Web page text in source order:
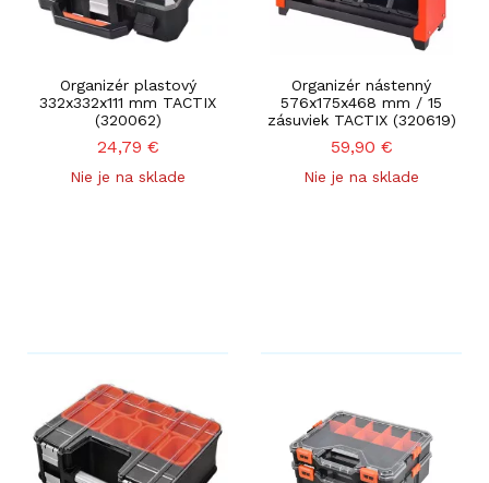
Organizér plastový
332x332x111 mm TACTIX
(320062)
24,79 €
Nie je na sklade
Organizér nástenný
576x175x468 mm / 15
zásuviek TACTIX (320619)
59,90 €
Nie je na sklade